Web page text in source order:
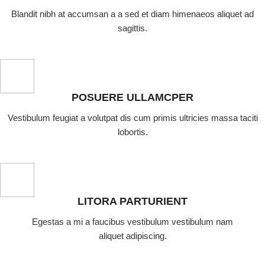
Blandit nibh at accumsan a a sed et diam himenaeos aliquet ad
sagittis.
POSUERE ULLAMCPER
Vestibulum feugiat a volutpat dis cum primis ultricies massa taciti
lobortis.
LITORA PARTURIENT
Egestas a mi a faucibus vestibulum vestibulum nam
aliquet adipiscing.